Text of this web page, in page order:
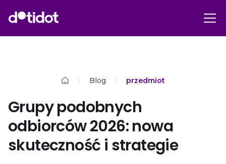
Blog przedmiot
Grupy podobnych
odbiorców 2026: nowa
skuteczność i strategie